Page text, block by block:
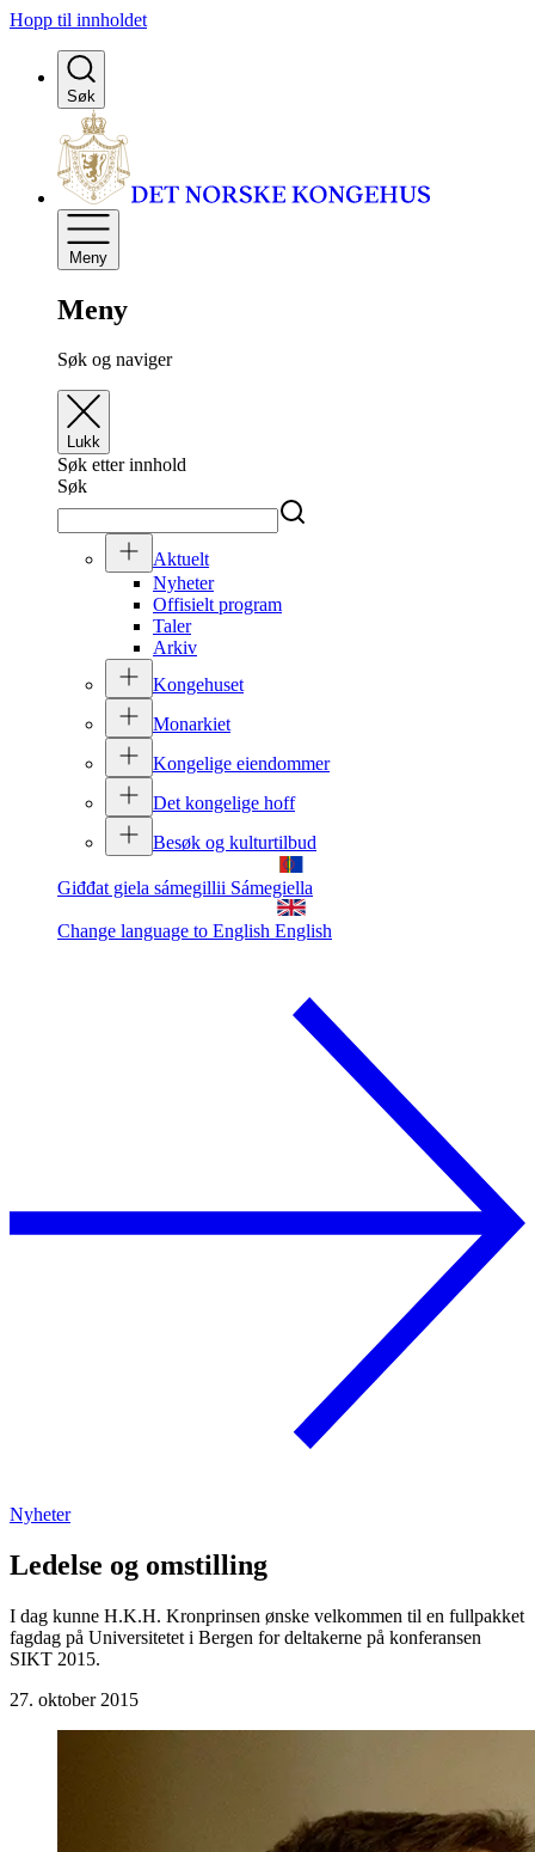
Hopp til innholdet
Søk
Meny
Meny
Søk og naviger
Lukk
Søk etter innhold
Søk
Aktuelt
Nyheter
Offisielt program
Taler
Arkiv
Kongehuset
Monarkiet
Kongelige eiendommer
Det kongelige hoff
Besøk og kulturtilbud
Giđđat giela sámegillii Sámegiella
Change language to English English
Nyheter
Ledelse og omstilling
I dag kunne H.K.H. Kronprinsen ønske velkommen til en fullpakket
fagdag på Universitetet i Bergen for deltakerne på konferansen
SIKT 2015.
27. oktober 2015